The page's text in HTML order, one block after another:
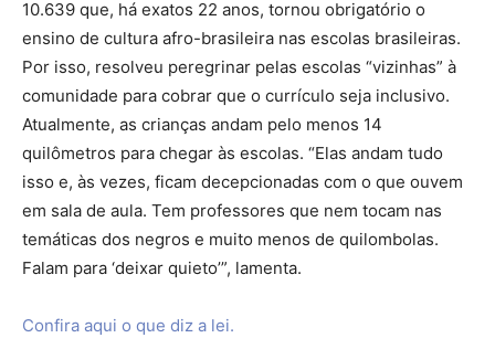
10.639 que, há exatos 22 anos, tornou obrigatório o
ensino de cultura afro-brasileira nas escolas brasileiras.
Por isso, resolveu peregrinar pelas escolas “vizinhas” à
comunidade para cobrar que o currículo seja inclusivo.
Atualmente, as crianças andam pelo menos 14
quilômetros para chegar às escolas. “Elas andam tudo
isso e, às vezes, ficam decepcionadas com o que ouvem
em sala de aula. Tem professores que nem tocam nas
temáticas dos negros e muito menos de quilombolas.
Falam para ‘deixar quieto’”, lamenta.
Confira aqui o que diz a lei.